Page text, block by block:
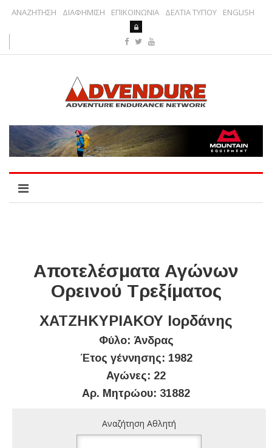
ΑΝΑΖΗΤΗΣΗ ΔΙΑΦΗΜΙΣΗ ΕΠΙΚΟΙΝΩΝΙΑ ΔΕΛΤΙΑ ΤΥΠΟΥ ENGLISH
Αποτελέσματα Αγώνων
Ορεινού Τρεξίματος
ΧΑΤΖΗΚΥΡΙΑΚΟΥ Ιορδάνης
Φύλο: Άνδρας
Έτος γέννησης: 1982
Αγώνες: 22
Αρ. Μητρώου: 31882
Αναζήτηση Αθλητή